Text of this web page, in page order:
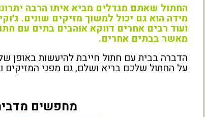
החתול שאתם מגדלים מביא איתו הרבה
מידה הוא גם יכול למשוך מזיקים שונים.
ועוד רבים אחרים דווקא אוהבים בתים עם
מאשר בבתים אחרים.
הדברה בבית עם חתול חייבת להיעשות באופן
על החתול שלכם בריא ושלם, גם מפני המזיקים
מחפשים